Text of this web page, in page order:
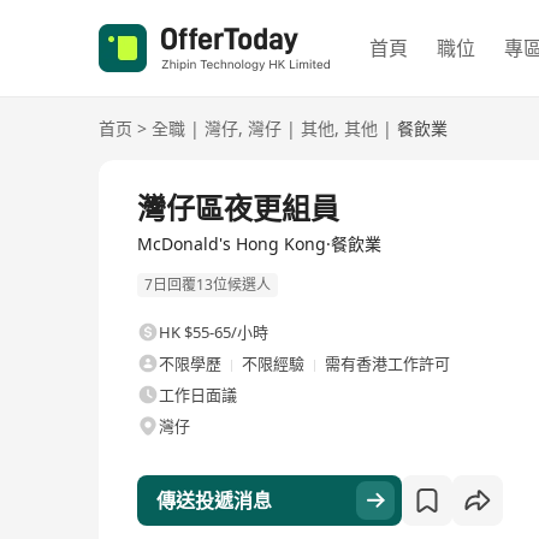
首頁 職位 專
首页 > 全職 | 灣仔, 灣仔 | 其他, 其他 | 餐飲業
灣仔區夜更組員
McDonald's Hong Kong·餐飲業
7日回覆13位候選人
HK $55-65/小時
不限學歷
不限經驗
需有香港工作許可
工作日面議
灣仔
傳送投遞消息